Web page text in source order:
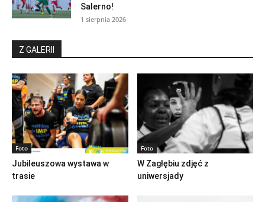
Salerno!
1 sierpnia 2026
Z GALERII
Foto
Jubileuszowa wystawa w
trasie
Foto
W Zagłębiu zdjęć z
uniwersjady